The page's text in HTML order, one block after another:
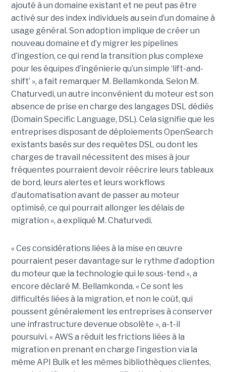
ajouté à un domaine existant et ne peut pas être
activé sur des index individuels au sein d’un domaine à
usage général. Son adoption implique de créer un
nouveau domaine et d’y migrer les pipelines
d’ingestion, ce qui rend la transition plus complexe
pour les équipes d’ingénierie qu’un simple ‘lift-and-
shift’ », a fait remarquer M. Bellamkonda. Selon M.
Chaturvedi, un autre inconvénient du moteur est son
absence de prise en charge des langages DSL dédiés
(Domain Specific Language, DSL). Cela signifie que les
entreprises disposant de déploiements OpenSearch
existants basés sur des requêtes DSL ou dont les
charges de travail nécessitent des mises à jour
fréquentes pourraient devoir réécrire leurs tableaux
de bord, leurs alertes et leurs workflows
d’automatisation avant de passer au moteur
optimisé, ce qui pourrait allonger les délais de
migration », a expliqué M. Chaturvedi.
« Ces considérations liées à la mise en œuvre
pourraient peser davantage sur le rythme d’adoption
du moteur que la technologie qui le sous-tend », a
encore déclaré M. Bellamkonda. « Ce sont les
difficultés liées à la migration, et non le coût, qui
poussent généralement les entreprises à conserver
une infrastructure devenue obsolète », a-t-il
poursuivi. « AWS a réduit les frictions liées à la
migration en prenant en charge l’ingestion via la
même API Bulk et les mêmes bibliothèques clientes,